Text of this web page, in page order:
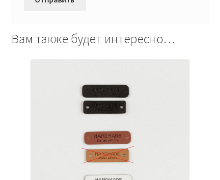
Вам также будет интересно…